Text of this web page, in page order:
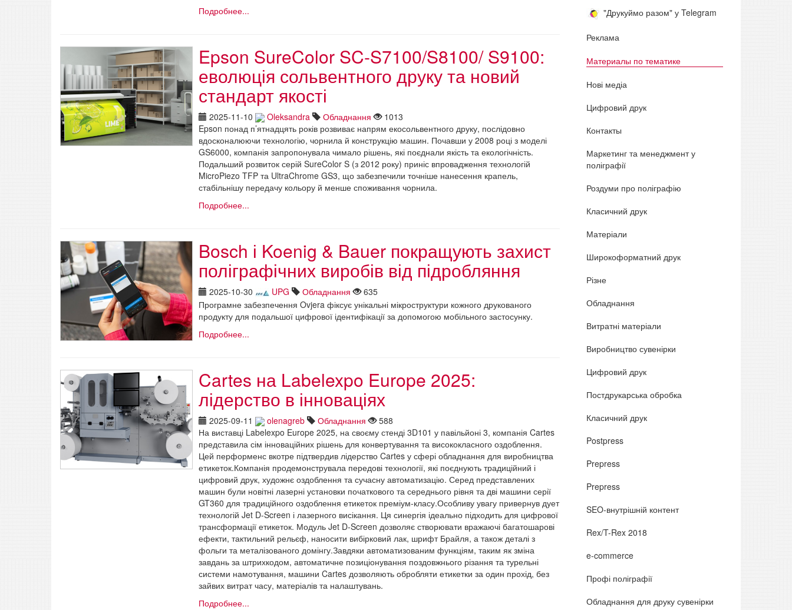
Подробнее...
Epson SureColor SC-S7100/S8100/ S9100:
еволюція сольвентного друку та новий
стандарт якості
2025-11-10 Oleksandra Обладнання
1013
Epson понад п’ятнадцять років розвиває напрям екосольвентного друку, послідовно
вдосконалюючи технологію, чорнила й конструкцію машин. Почавши у 2008 році з моделі
GS6000, компанія запропонувала чимало рішень, які поєднали якість та екологічність.
Подальший розвиток серій SureColor S (з 2012 року) приніс впровадження технологій
MicroPiezo TFP та UltraChrome GS3, що забезпечили точніше нанесення крапель,
стабільнішу передачу кольору й менше споживання чорнила.
Подробнее...
Bosch і Koenig & Bauer покращують захист
поліграфічних виробів від підробляння
2025-10-30 UPG Обладнання
635
Програмне забезпечення Ovjera фіксує унікальні мікроструктури кожного друкованого
продукту для подальшої цифрової ідентифікації за допомогою мобільного застосунку.
Подробнее...
Cartes на Labelexpo Europe 2025:
лідерство в інноваціях
2025-09-11 olenagreb Обладнання
588
На виставці Labelexpo Europe 2025, на своєму стенді 3D101 у павільйоні 3, компанія Cartes
представила сім інноваційних рішень для конвертування та висококласного оздоблення.
Цей перформенс вкотре підтвердив лідерство Cartes у сфері обладнання для виробництва
етикеток.Компанія продемонструвала передові технології, які поєднують традиційний і
цифровий друк, художнє оздоблення та сучасну автоматизацію. Серед представлених
машин були новітні лазерні установки початкового та середнього рівня та дві машини серії
GT360 для традиційного оздоблення етикеток преміум-класу.Особливу увагу привернув дует
технологій Jet D-Screen і лазерного висікання. Ця синергія ідеально підходить для цифрової
трансформації етикеток. Модуль Jet D-Screen дозволяє створювати вражаючі багатошарові
ефекти, тактильний рельєф, наносити вибірковий лак, шрифт Брайля, а також деталі з
фольги та металізованого домінгу.Завдяки автоматизованим функціям, таким як зміна
завдань за штрихкодом, автоматичне позиціонування поздовжнього різання та турельні
системи намотування, машини Cartes дозволяють обробляти етикетки за один прохід, без
зайвих витрат часу, матеріалів та налаштувань.
Подробнее...
"Друкуймо разом" у Telegram
Реклама
Материалы по тематике
Нові медіа
Цифровий друк
Контакты
Маркетинг та менеджмент у
поліграфії
Роздуми про поліграфію
Класичний друк
Матеріали
Широкоформатний друк
Різне
Обладнання
Витратні матеріали
Виробництво сувенірки
Цифровий друк
Постдрукарська обробка
Класичний друк
Postpress
Prepress
Prepress
SEO-внутрішній контент
Rex/T-Rex 2018
e-commerce
Профі поліграфії
Обладнання для друку сувенірки